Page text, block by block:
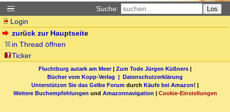
Suche: Los
Login
zurück zur Hauptseite
in Thread öffnen
Ticker
Fluchtburg autark am Meer| Zum Tode Jürgen Küßners |
Bücher vom Kopp-Verlag | Datenschutzerklärung
Unterstützen Sie das Gelbe Forum durch Käufe bei Amazon! |
Weitere Buchempfehlungen und Amazonnavigation | Cookie-Einstellungen